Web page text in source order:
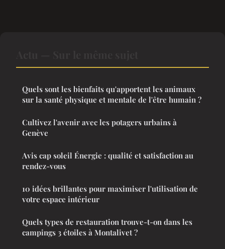
Quels sont les bienfaits qu'apportent les animaux
sur la santé physique et mentale de l'être humain ?
Cultivez l'avenir avec les potagers urbains à
Genève
Avis cap soleil Énergie : qualité et satisfaction au
rendez-vous
10 idées brillantes pour maximiser l'utilisation de
votre espace intérieur
Quels types de restauration trouve-t-on dans les
campings 3 étoiles à Montalivet ?